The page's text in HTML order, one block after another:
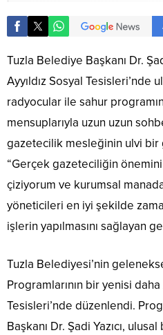
Tuzla Belediye Başkanı Dr.
Ayyıldız Sosyal Tesisleri’nde
radyocular ile sahur
mensuplarıyla uzun uzun
gazetecilik mesleğinin ulvi
“Gerçek gazeteciliğin önemini
çiziyorum ve kurumsal
yöneticileri en iyi şekilde
işlerin yapılmasını sağlayan
Tuzla Belediyesi’nin
Programlarının bir yenisi daha
Tesisleri’nde düzenlendi.
Başkanı Dr. Şadi Yazıcı,